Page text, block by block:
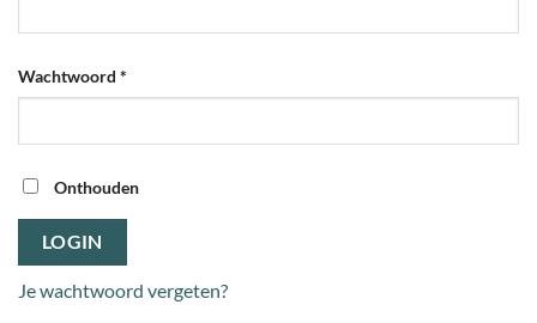
Wachtwoord *
Onthouden
LOGIN
Je wachtwoord vergeten?